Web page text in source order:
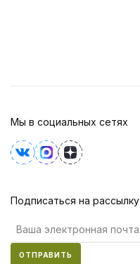
Мы в социальных сетях
Подписаться на рассылку
ОТПРАВИТЬ